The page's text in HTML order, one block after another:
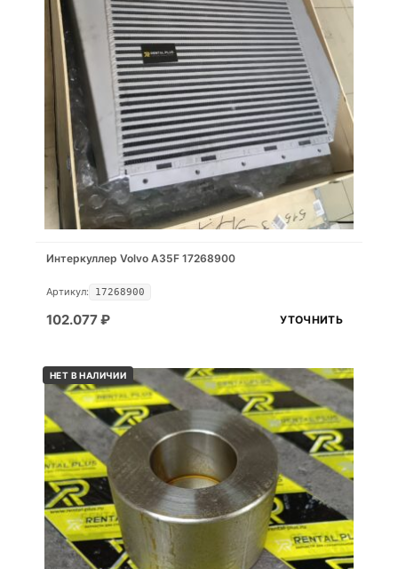
Интеркуллер Volvo A35F 17268900
Артикул: 17268900
102.077₽ УТОЧНИТЬ
НЕТ В НАЛИЧИИ